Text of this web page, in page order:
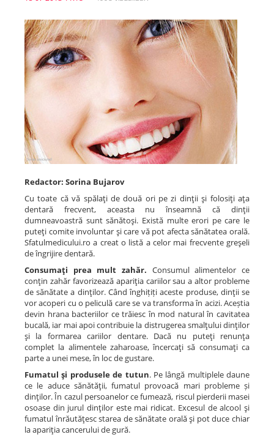
Spitale.MD
Centrul PAS
SanoTeca
Redactor: Sorina Bujarov
Cu toate că vă spălaţi de două ori pe zi dinţii şi folosiţi aţa
dentară frecvent, aceasta nu înseamnă că dinţii
dumneavoastră sunt sănătoşi. Există multe erori pe care le
puteţi comite involuntar şi care vă pot afecta sănătatea orală.
Sfatulmedicului.ro a creat o listă a celor mai frecvente greşeli
de îngrijire dentară.
Consumaţi prea mult zahăr. Consumul alimentelor ce
conţin zahăr favorizează apariţia cariilor sau a altor probleme
de sănătate a dinţilor. Când înghițiți aceste produse, dinţii se
vor acoperi cu o peliculă care se va transforma în acizi. Aceștia
devin hrana bacteriilor ce trăiesc în mod natural în cavitatea
bucală, iar mai apoi contribuie la distrugerea smalţului dinţilor
şi la formarea cariilor dentare. Dacă nu puteţi renunţa
complet la alimentele zaharoase, încercaţi să consumaţi ca
parte a unei mese, în loc de gustare.
Fumatul şi produsele de tutun. Pe lângă multiplele daune
ce le aduce sănătăţii, fumatul provoacă mari probleme și
dinţilor. În cazul persoanelor ce fumează, riscul pierderii masei
osoase din jurul dinţilor este mai ridicat. Excesul de alcool şi
fumatul înrăutăţesc starea de sănătate orală şi pot duce chiar
la apariţia cancerului de gură.